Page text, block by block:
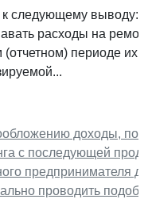
следующему выводу:
расходы на
(отчетном) периоде
доходы,
с последующей
предпринимателя
проводить